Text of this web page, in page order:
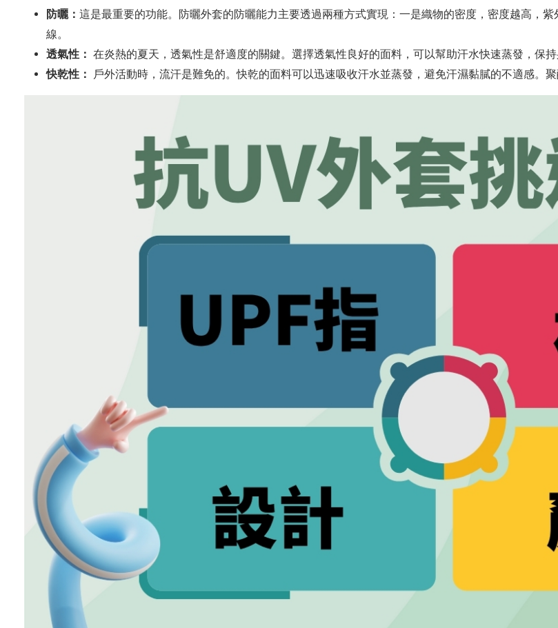
防曬： 這是最重要的功能。防曬外套的防曬能力主要透過兩種方式實現：一是織物的密度，密度越高，
線。
透氣性： 在炎熱的夏天，透氣性是舒適度的關鍵。選擇透氣性良好的面料，可以幫助汗水快速蒸發，保
快乾性：
戶外活動時，流汗是難免的。快乾的面料可以迅速吸收汗水並蒸發，避免汗濕黏膩的不適感。